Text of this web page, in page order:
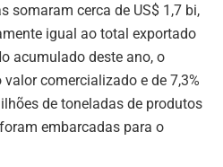
somaram cerca de US$ 1,7 bi,
igual ao total exportado
acumulado deste ano, o
comercializado e de 7,3%
de toneladas de produtos
embarcadas para o